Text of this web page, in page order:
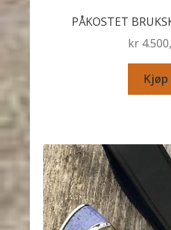
PÅKOSTET
kr
Kjøp